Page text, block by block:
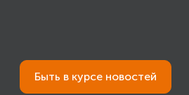
Быть в курсе новостей